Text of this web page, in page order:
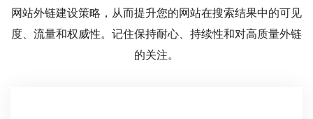
网站外链建设策略，从而提升您的网站在搜索结果中的可见
度、流量和权威性。记住保持耐心、持续性和对高质量外链
的关注。